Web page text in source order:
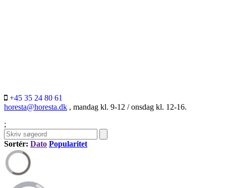
+45 35 24 80 61
horesta@horesta.dk , mandag kl. 9-12 / onsdag kl. 12-16.
;
Sortér: Dato Popularitet